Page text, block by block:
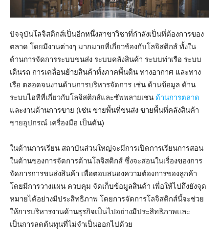
ปัจจุบันโลจิสติกส์เป็นอีกหนึ่งสาขาวิชาที่กำลังเป็นที่ต้องการของ
ตลาด โดยมีงานต่างๆ มากมายที่เกี่ยวข้องกับโลจิสติกส์ ทั้งใน
ด้านการจัดการระบบขนส่ง ระบบคลังสินค้า ระบบท่าเรือ ระบบ
เดินรถ การเคลื่อนย้ายสินค้าทั้งภาคพื้นดิน ทางอากาศ และทาง
เรือ ตลอดจนงานด้านการบริหารจัดการ เช่น ด้านข้อมูล ด้าน
ระบบไอทีที่เกี่ยวกับโลจิสติกส์และซัพพลายเชน ด้านการตลาด
และงานด้านการขาย (เช่น ขายพื้นที่ขนส่ง ขายพื้นที่คลังสินค้า
ขายอุปกรณ์ เครื่องมือ เป็นต้น)
ในด้านการเรียน สถาบันส่วนใหญ่จะมีการเปิดการเรียนการสอน
ในด้านของการจัดการด้านโลจิสติกส์ ซึ่งจะสอนในเรื่องของการ
จัดการการขนส่งสินค้า เพื่อตอบสนองความต้องการของลูกค้า
โดยมีการวางแผน ควบคุม จัดเก็บข้อมูลสินค้า เพื่อให้ไปถึงยังจุด
หมายได้อย่างมีประสิทธิภาพ โดยการจัดการโลจิสติกส์นี้จะช่วย
ให้การบริหารงานด้านธุรกิจเป็นไปอย่างมีประสิทธิภาพและ
เป็นการลดต้นทุนที่ไม่จำเป็นออกไปด้วย